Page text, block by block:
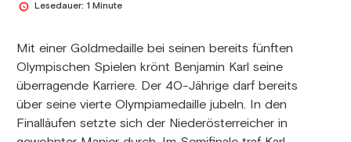
Lesedauer: 1 Minute
Mit einer Goldmedaille bei seinen bereits fünften
Olympischen Spielen krönt Benjamin Karl seine
überragende Karriere. Der 40-Jährige darf bereits
über seine vierte Olympiamedaille jubeln. In den
Finalläufen setzte sich der Niederösterreicher in